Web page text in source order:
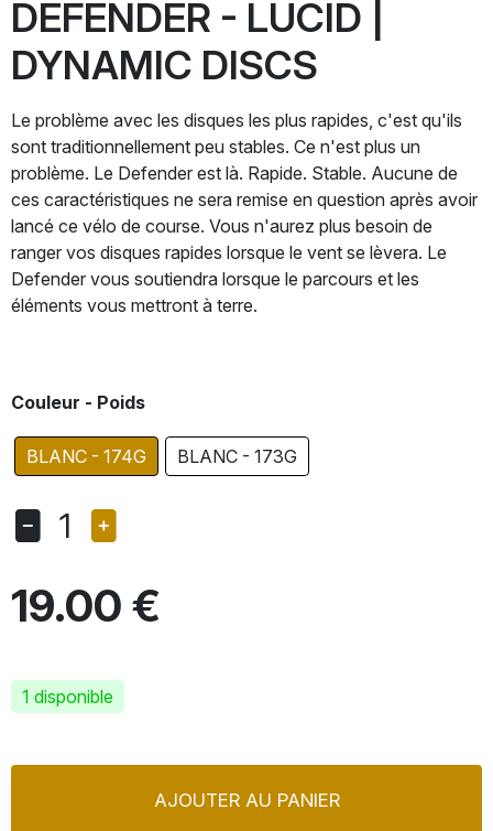
DEFENDER - LUCID |
DYNAMIC DISCS
Le problème avec les disques les plus rapides, c'est qu'ils
sont traditionnellement peu stables. Ce n'est plus un
problème. Le Defender est là. Rapide. Stable. Aucune de
ces caractéristiques ne sera remise en question après avoir
lancé ce vélo de course. Vous n'aurez plus besoin de
ranger vos disques rapides lorsque le vent se lèvera. Le
Defender vous soutiendra lorsque le parcours et les
éléments vous mettront à terre.
Couleur - Poids
BLANC - 174G BLANC - 173G
1
19.00 €
1 disponible
AJOUTER AU PANIER